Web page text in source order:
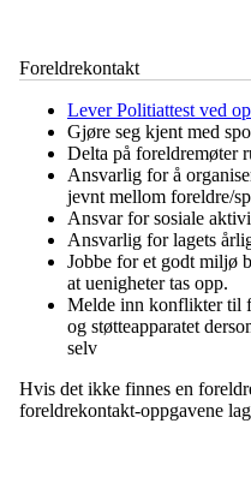
Foreldrekontakt
Lever Politiattest ved
Gjøre seg kjent med
Delta på foreldremøter
Ansvarlig for å
jevnt mellom foreldre/
Ansvar for sosiale
Ansvarlig for lagets
Jobbe for et godt miljø
at uenigheter tas opp.
Melde inn konflikter til
og støtteapparatet
selv
Hvis det ikke finnes en
foreldrekontakt-oppgavene